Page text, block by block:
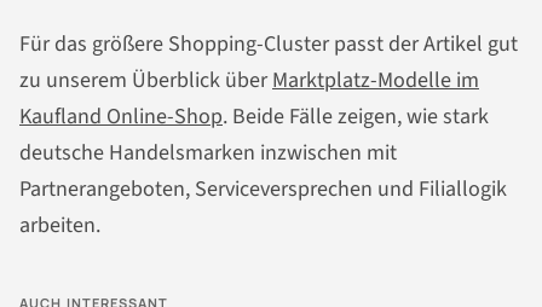
Für das größere Shopping-Cluster passt der Artikel gut
zu unserem Überblick überMarktplatz-Modelle im
Kaufland Online-Shop. Beide Fälle zeigen, wie stark
deutsche Handelsmarken inzwischen mit
Partnerangeboten, Serviceversprechen und Filiallogik
arbeiten.
AUCH INTERESSANT